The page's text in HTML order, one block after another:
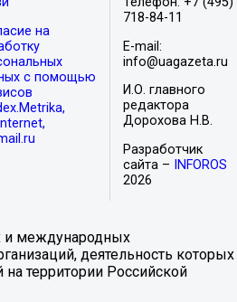
на
с помощью
718-84-11
E-mail:
info@uagazeta.ru
И.О. главного
редактора
Дорохова Н.В.
Разработчик
сайта –
INFOROS
2026
и международных
деятельность которых
территории Российской